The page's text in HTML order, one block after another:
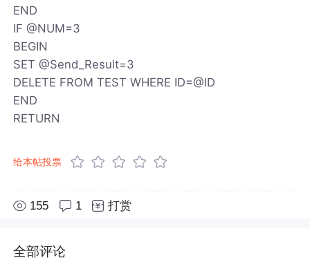
END
IF @NUM=3
BEGIN
SET @Send_Result=3
DELETE FROM TEST WHERE ID=@ID
END
RETURN
给本帖投票
155 1 打赏
全部评论